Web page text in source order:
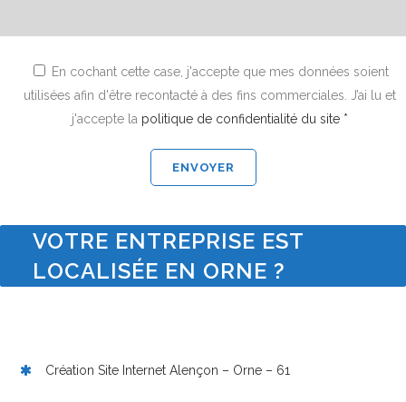
En cochant cette case, j'accepte que mes données soient
utilisées afin d'être recontacté à des fins commerciales. J’ai lu et
j'accepte la politique de confidentialité du site *
VOTRE ENTREPRISE EST
LOCALISÉE EN ORNE ?
Création Site Internet Alençon – Orne – 61